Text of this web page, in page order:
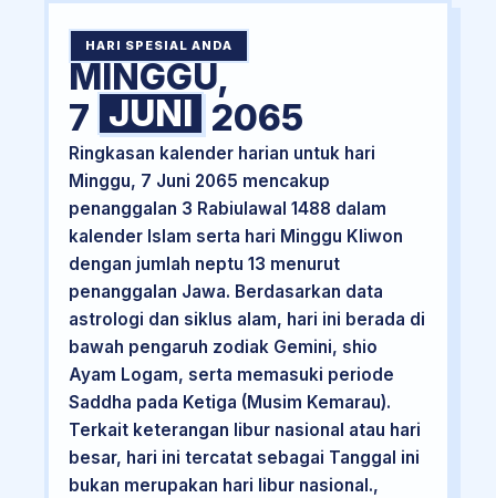
HARI SPESIAL ANDA
MINGGU,
7 JUNI 2065
Ringkasan kalender harian untuk hari
Minggu, 7 Juni 2065 mencakup
penanggalan 3 Rabiulawal 1488 dalam
kalender Islam serta hari Minggu Kliwon
dengan jumlah neptu 13 menurut
penanggalan Jawa. Berdasarkan data
astrologi dan siklus alam, hari ini berada di
bawah pengaruh zodiak Gemini, shio
Ayam Logam, serta memasuki periode
Saddha pada Ketiga (Musim Kemarau).
Terkait keterangan libur nasional atau hari
besar, hari ini tercatat sebagai Tanggal ini
bukan merupakan hari libur nasional.,